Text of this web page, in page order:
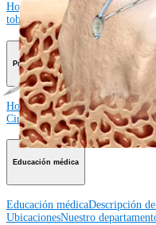
Hombro Rodilla Codo Mano y
tobilloCadera Ortobiológicos
Producto
HombroRodillaCodoMano y
Cirugía cardiotorácicaColumna
Educación médica
Educación médicaDescripción
UbicacionesNuestro